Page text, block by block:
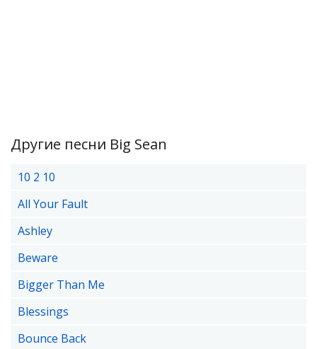
Другие песни Big Sean
10 2 10
All Your Fault
Ashley
Beware
Bigger Than Me
Blessings
Bounce Back